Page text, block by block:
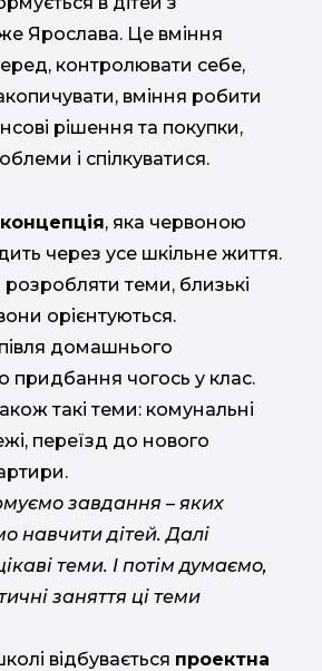
Ярослава. Це вміння
контролювати себе,
вміння робити
рішення та покупки,
і спілкуватися.
, яка червоною
через усе шкільне життя.
теми, близькі
орієнтуються.
домашнього
придбання чогось у клас.
такі теми: комунальні
переїзд до нового
завдання – яких
навчити дітей. Далі
теми. І потім думаємо,
заняття ці теми
відбувається проектна